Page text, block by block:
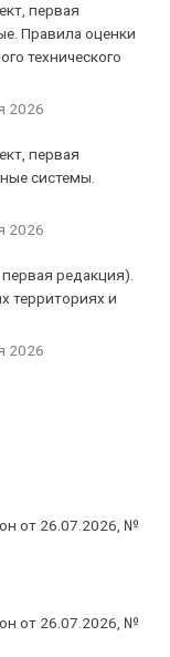
первая
Правила оценки
технического
2026
первая
системы.
2026
редакция).
территориях и
2026
от 26.07.2026, №
от 26.07.2026, №